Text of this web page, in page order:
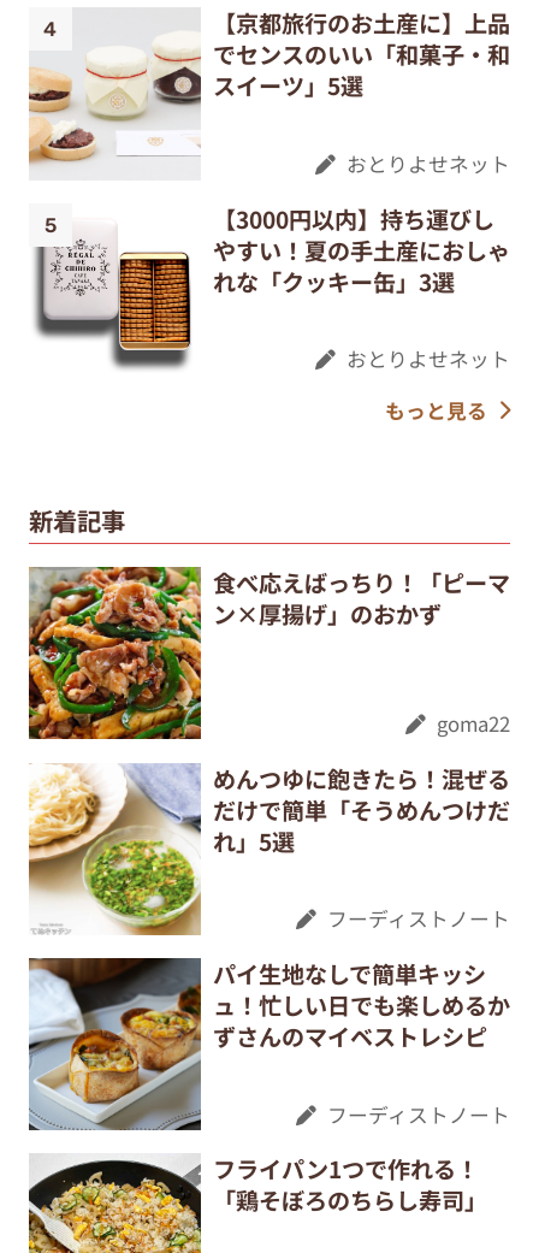
【京都旅行のお土産に】上品
でセンスのいい「和菓子・和
スイーツ」5選
おとりよせネット
【3000円以内】持ち運びし
やすい！夏の手土産におしゃ
れな「クッキー缶」3選
おとりよせネット
もっと見る
新着記事
食べ応えばっちり！「ピーマ
ン×厚揚げ」のおかず
goma22
めんつゆに飽きたら！混ぜる
だけで簡単「そうめんつけだ
れ」5選
フーディストノート
パイ生地なしで簡単キッシ
ュ！忙しい日でも楽しめるか
ずさんのマイベストレシピ
フーディストノート
フライパン1つで作れる！
「鶏そぼろのちらし寿司」